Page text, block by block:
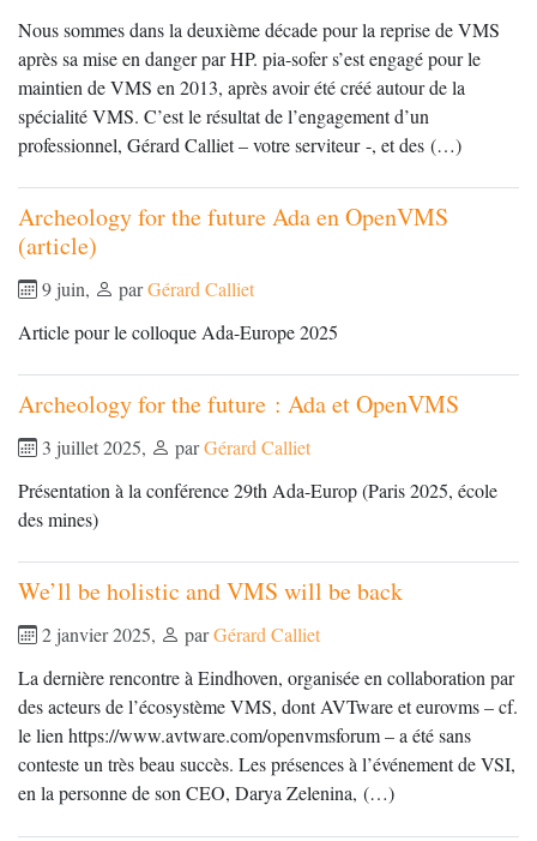
Nous sommes dans la deuxième décade pour la reprise de VMS
après sa mise en danger par HP. pia-sofer s’est engagé pour le
maintien de VMS en 2013, après avoir été créé autour de la
spécialité VMS. C’est le résultat de l’engagement d’un
professionnel, Gérard Calliet – votre serviteur -, et des (…)
Archeology for the future Ada en OpenVMS
(article)
9 juin, parGérard Calliet
Article pour le colloque Ada-Europe 2025
Archeology for the future : Ada et OpenVMS
3 juillet 2025, parGérard Calliet
Présentation à la conférence 29th Ada-Europ (Paris 2025, école
des mines)
We’ll be holistic and VMS will be back
2 janvier 2025, parGérard Calliet
La dernière rencontre à Eindhoven, organisée en collaboration par
des acteurs de l’écosystème VMS, dont AVTware et eurovms – cf.
le lien https://www.avtware.com/openvmsforum – a été sans
conteste un très beau succès. Les présences à l’événement de VSI,
en la personne de son CEO, Darya Zelenina, (…)